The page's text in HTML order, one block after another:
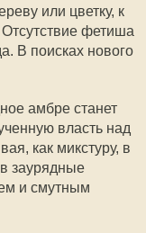
или цветку, к
фетиша
В поисках нового
амбре станет
власть над
как микстуру, в
заурядные
и смутным